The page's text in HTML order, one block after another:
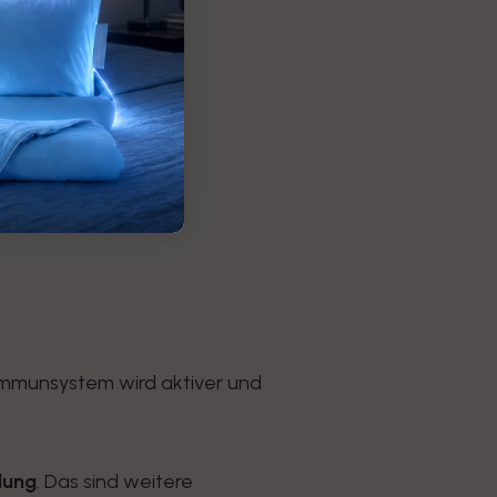
wird aktiver und
. Das sind weitere